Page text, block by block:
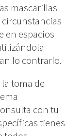
mascarillas
en espacios
lo contrario.
toma de
con tu
tienes